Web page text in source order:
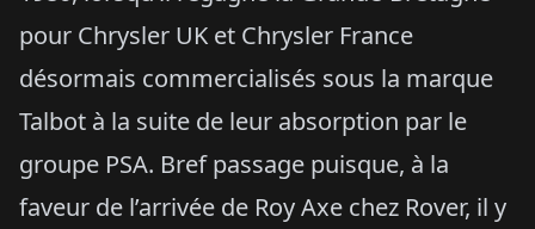
pour Chrysler UK et Chrysler France
désormais commercialisés sous la marque
Talbot à la suite de leur absorption par le
groupe PSA. Bref passage puisque, à la
faveur de l’arrivée de Roy Axe chez Rover, il y